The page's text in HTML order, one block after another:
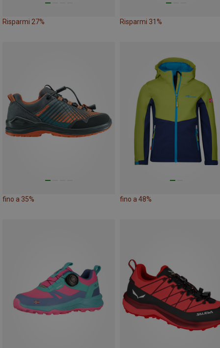
Risparmi 27% Risparmi 31%
fino a 35% fino a 48%